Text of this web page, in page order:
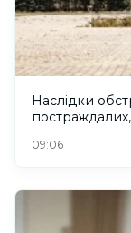
Наслідки
09:06